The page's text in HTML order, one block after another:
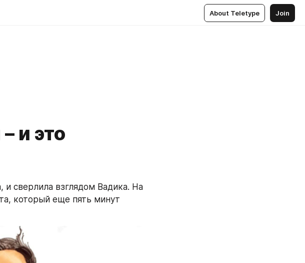
About Teletype Join
и это
и сверлила взглядом Вадика. На
который еще пять минут